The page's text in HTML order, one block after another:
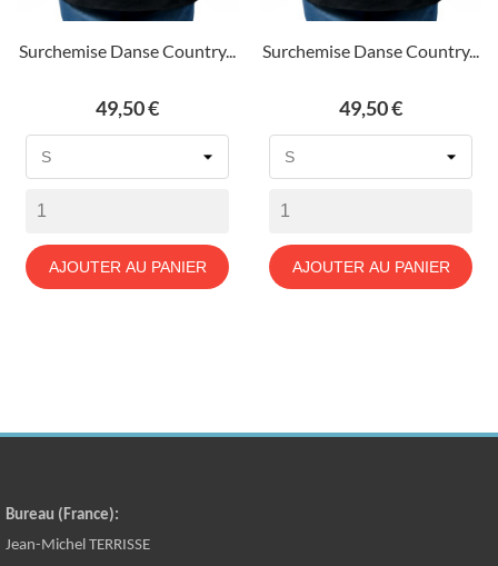
Surchemise Danse Country...
Prix
49,50 €
AJOUTER AU PANIER
Surchemise Danse Country...
Prix
49,50 €
AJOUTER AU PANIER
Bureau (France):
Jean-Michel TERRISSE